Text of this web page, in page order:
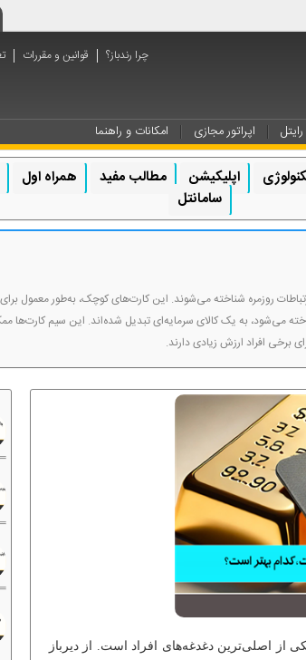
چرا رندباز؟ قوانین و مقررات
رایتل اپراتور مجازی امکانات و راهنما
اپلیکیشن مطالب مفید همراه اول
سامانتل
روزمره شناخته می‌شوند. این کارت‌های کوچک، به‌طور معمول
می‌شود، به یک کالای سرمایه‌ای تبدیل شده‌اند. این سیم
برخی افراد ارزش زیادی دارند.
از اصلی‌ترین دغدغه‌های افراد است. از دیرباز